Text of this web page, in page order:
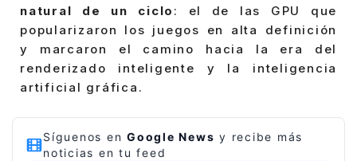
natural de un ciclo : el de las GPU que
popularizaron los juegos en alta definición
y marcaron el camino hacia la era del
renderizado inteligente y la inteligencia
artificial gráfica.
Síguenos en Google News y recibe más
noticias en tu feed